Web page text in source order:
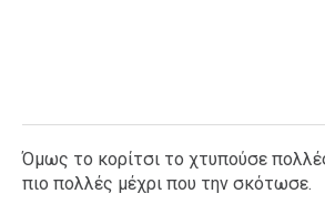
Όμως το κορίτσι το χτυπούσε
πιο πολλές μέχρι που την σκότωσε.